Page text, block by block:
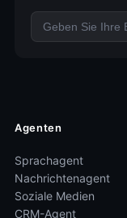
Agenten
Sprachagent
Nachrichtenagent
Soziale Medien
CRM-Agent